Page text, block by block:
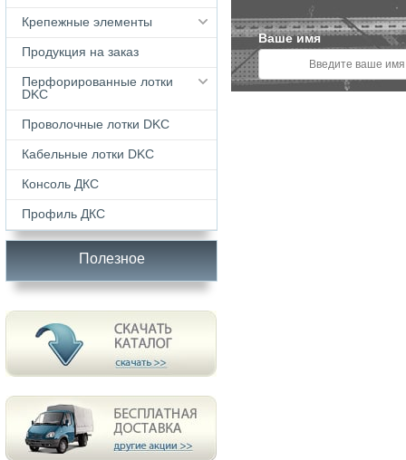
Ваше имя
Крепежные элементы
Продукция на заказ
Перфорированные лотки
DKC
Проволочные лотки DKC
Кабельные лотки DKС
Консоль ДКС
Профиль ДКС
Полезное